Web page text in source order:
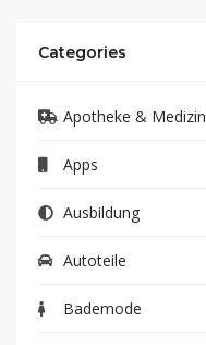
Categories
Apotheke & Medizin
Apps
Ausbildung
Autoteile
Bademode